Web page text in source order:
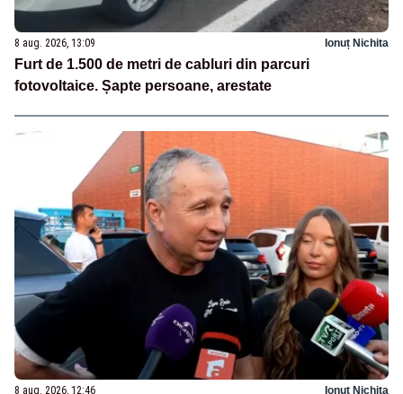
8 aug. 2026, 13:09 Ionuț Nichita
Furt de 1.500 de metri de cabluri din parcuri
fotovoltaice. Șapte persoane, arestate
8 aug. 2026, 12:46 Ionuț Nichita